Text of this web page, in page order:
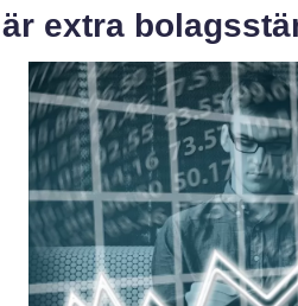
extra